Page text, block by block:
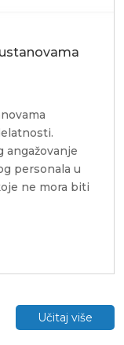
angažovanje
personala u
ne mora biti
Učitaj više